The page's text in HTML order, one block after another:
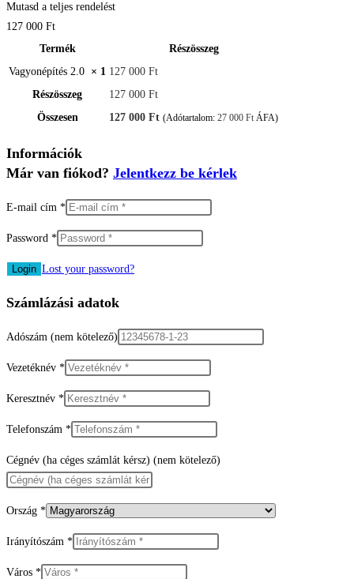
Mutasd a teljes rendelést
127 000 Ft
Termék
Részösszeg
Vagyonépítés 2.0 × 1 127 000 Ft
Részösszeg
127 000 Ft
Összesen
127 000 Ft (Adótartalom: 27 000 Ft ÁFA)
Információk
Már van fiókod? Jelentkezz be kérlek
E-mail cím *
Password *
Lost your password?
Számlázási adatok
Adószám (nem kötelező)
Vezetéknév *
Keresztnév *
Telefonszám *
Cégnév (ha céges számlát kérsz) (nem kötelező)
Ország *
Irányítószám *
Város *